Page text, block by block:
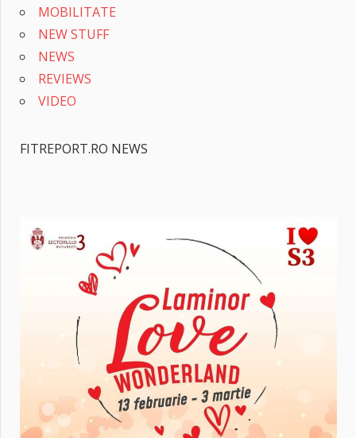
MOBILITATE
NEW STUFF
NEWS
REVIEWS
VIDEO
FITREPORT.RO NEWS